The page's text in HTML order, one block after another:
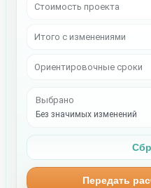
Стоимость проекта
Итого с изменениями
Ориентировочные сроки
Выбрано
Без значимых изменений
Передать